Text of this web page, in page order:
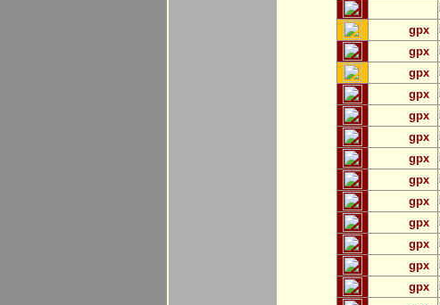
gpx
gpx
gpx
gpx
gpx
gpx
gpx
gpx
gpx
gpx
gpx
gpx
gpx